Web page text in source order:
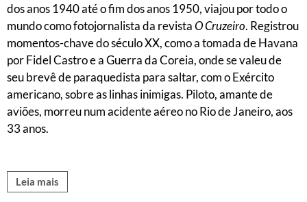
dos anos 1940 até o fim dos anos 1950, viajou por todo o
mundo como fotojornalista da revistaO Cruzeiro. Registrou
momentos-chave do século XX, como a tomada de Havana
por Fidel Castro e a Guerra da Coreia, onde se valeu de
seu brevê de paraquedista para saltar, com o Exército
americano, sobre as linhas inimigas. Piloto, amante de
aviões, morreu num acidente aéreo no Rio de Janeiro, aos
33 anos.
Leia mais